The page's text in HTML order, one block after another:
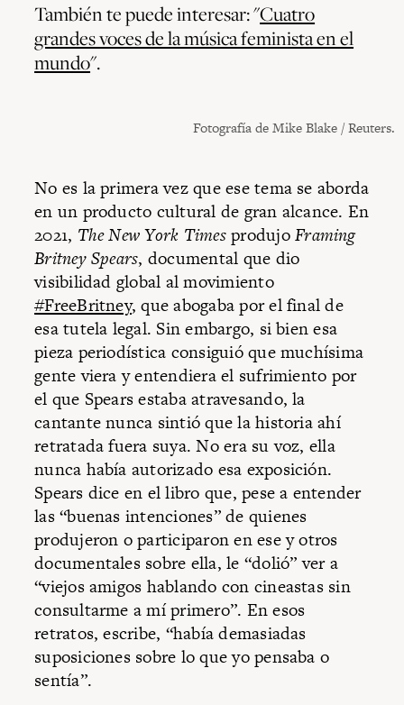
También te puede interesar: "Cuatro
grandes voces de la música feminista en el
mundo".
Fotografía de Mike Blake / Reuters.
No es la primera vez que ese tema se aborda
en un producto cultural de gran alcance. En
2021, The New York TimesprodujoFraming
Britney Spears, documental que dio
visibilidad global al movimiento
#FreeBritney, que abogaba por el final de
esa tutela legal. Sin embargo, si bien esa
pieza periodística consiguió que muchísima
gente viera y entendiera el sufrimiento por
el que Spears estaba atravesando, la
cantante nunca sintió que la historia ahí
retratada fuera suya. No era su voz, ella
nunca había autorizado esa exposición.
Spears dice en el libro que, pese a entender
las “buenas intenciones” de quienes
produjeron o participaron en ese y otros
documentales sobre ella, le “dolió” ver a
“viejos amigos hablando con cineastas sin
consultarme a mí primero”. En esos
retratos, escribe, “había demasiadas
suposiciones sobre lo que yo pensaba o
sentía”.